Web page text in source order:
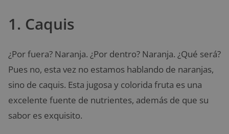
1. Caquis
¿Por fuera? Naranja. ¿Por dentro? Naranja. ¿Qué será?
Pues no, esta vez no estamos hablando de naranjas,
sino de caquis. Esta jugosa y colorida fruta es una
excelente fuente de nutrientes, además de que su
sabor es exquisito.